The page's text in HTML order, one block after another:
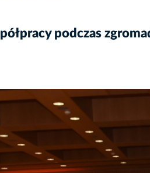
podczas